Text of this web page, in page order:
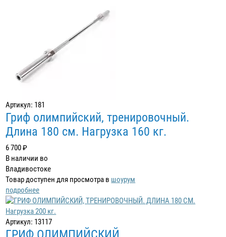
Артикул: 181
Гриф олимпийский, тренировочный.
Длина 180 см. Нагрузка 160 кг.
6 700 ₽
В наличии во
Владивостоке
Товар доступен для просмотра в шоурум
подробнее
Артикул: 13117